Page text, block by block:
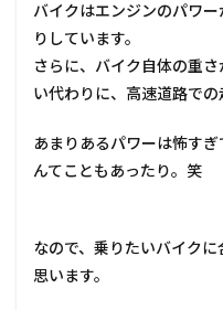
バイクはエンジンのパワ
りしています。
さらに、バイク自体の重
い代わりに、高速道路での
あまりあるパワーは怖す
んてこともあったり。笑
なので、乗りたいバイク
思います。